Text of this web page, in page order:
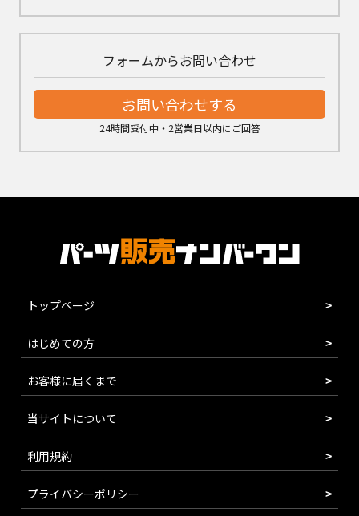
フォームからお問い合わせ
お問い合わせする
24時間受付中・2営業日以内にご回答
トップページ
はじめての方
お客様に届くまで
当サイトについて
利用規約
プライバシーポリシー